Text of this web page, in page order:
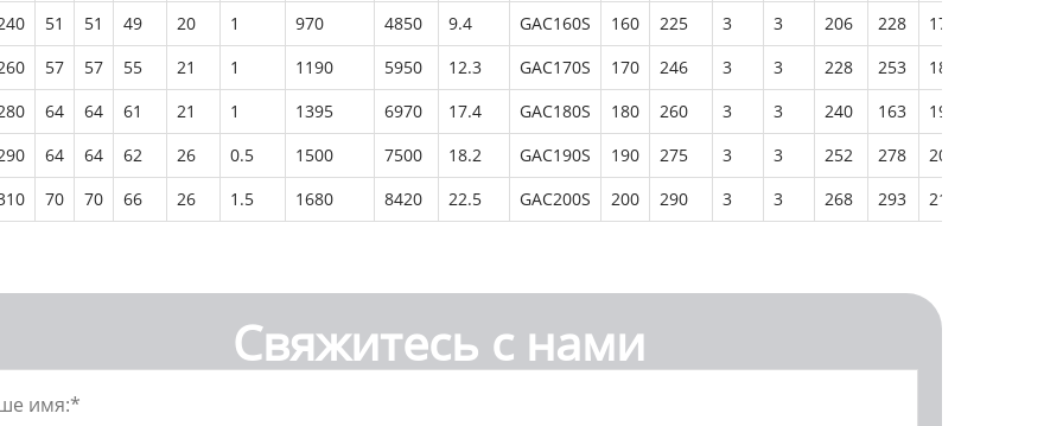
51 51 49 20 1 970 4850 9.4 GAC160S 160 225 3 3 206 228 173
57 57 55 21 1 1190 5950 12.3 GAC170S 170 246 3 3 228 253 188.5
64 64 61 21 1 1395 6970 17.4 GAC180S 180 260 3 3 240 163 195
64 64 62 26 0.5 1500 7500 18.2 GAC190S 190 275 3 3 252 278 206
70 70 66 26 1.5 1680 8420 22.5 GAC200S 200 290 3 3 268 293 215.5
Свяжитесь с нами